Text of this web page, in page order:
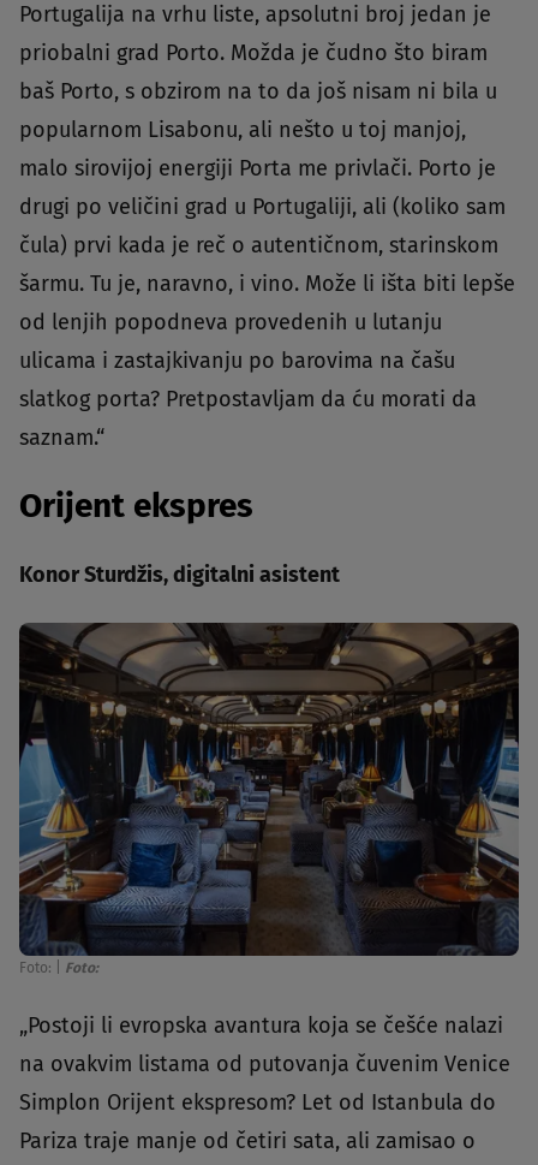
Portugalija na vrhu liste, apsolutni broj jedan je
priobalni grad Porto. Možda je čudno što biram
baš Porto, s obzirom na to da još nisam ni bila u
popularnom Lisabonu, ali nešto u toj manjoj,
malo sirovijoj energiji Porta me privlači. Porto je
drugi po veličini grad u Portugaliji, ali (koliko sam
čula) prvi kada je reč o autentičnom, starinskom
šarmu. Tu je, naravno, i vino. Može li išta biti lepše
od lenjih popodneva provedenih u lutanju
ulicama i zastajkivanju po barovima na čašu
slatkog porta? Pretpostavljam da ću morati da
saznam.“
Orijent ekspres
Konor Sturdžis, digitalni asistent
Foto: Foto:
„Postoji li evropska avantura koja se češće nalazi
na ovakvim listama od putovanja čuvenim Venice
Simplon Orijent ekspresom? Let od Istanbula do
Pariza traje manje od četiri sata, ali zamisao o